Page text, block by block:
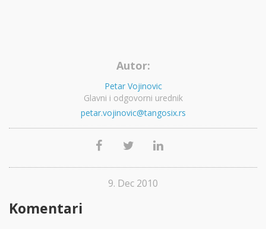
Autor:
Petar Vojinovic
Glavni i odgovorni urednik
petar.vojinovic@tangosix.rs
9. Dec 2010
Komentari